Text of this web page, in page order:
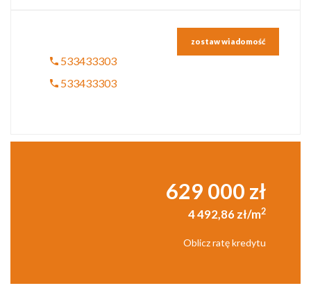
533433303
533433303
zostaw wiadomość
629 000 zł
4 492,86 zł/m2
Oblicz ratę kredytu